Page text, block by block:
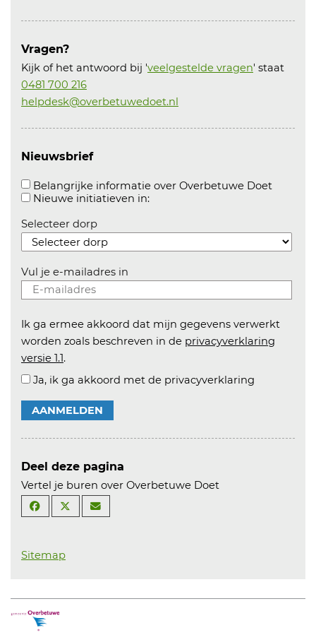
Vragen?
Kijk of het antwoord bij 'veelgestelde vragen' staat
0481 700 216
helpdesk@overbetuwedoet.nl
Nieuwsbrief
Belangrijke informatie over Overbetuwe Doet
Nieuwe initiatieven in:Aanvinken om informatie over
Selecteer dorp
Vul je e-mailadres in
Ik ga ermee akkoord dat mijn gegevens verwerkt
worden zoals beschreven in de privacyverklaring
versie 1.1.
Ja, ik ga akkoord met de privacyverklaring
AANMELDEN
Deel deze pagina
Vertel je buren over Overbetuwe Doet
Sitemap